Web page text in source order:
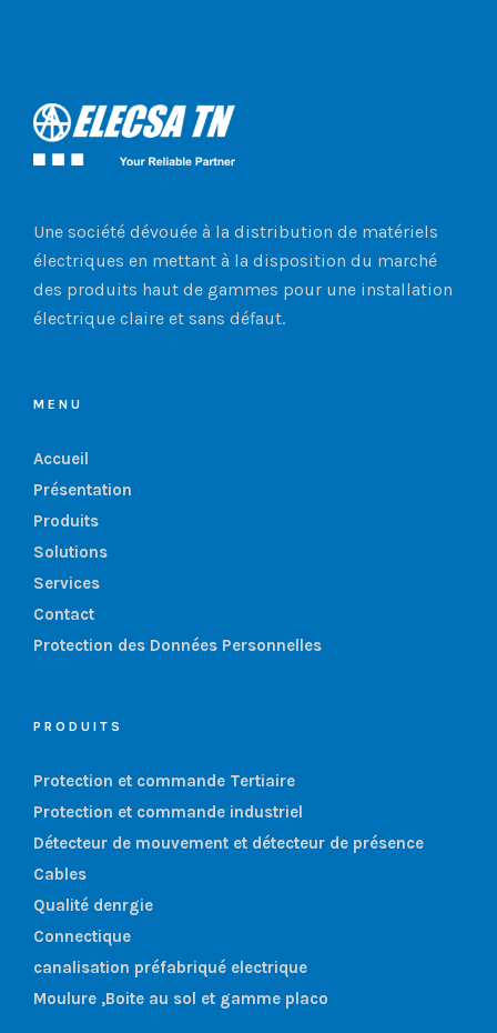
Une société dévouée à la distribution de matériels
électriques en mettant à la disposition du marché
des produits haut de gammes pour une installation
électrique claire et sans défaut.
MENU
Accueil
Présentation
Produits
Solutions
Services
Contact
Protection des Données Personnelles
PRODUITS
Protection et commande Tertiaire
Protection et commande industriel
Détecteur de mouvement et détecteur de présence
Cables
Qualité denrgie
Connectique
canalisation préfabriqué electrique
Moulure ,Boite au sol et gamme placo